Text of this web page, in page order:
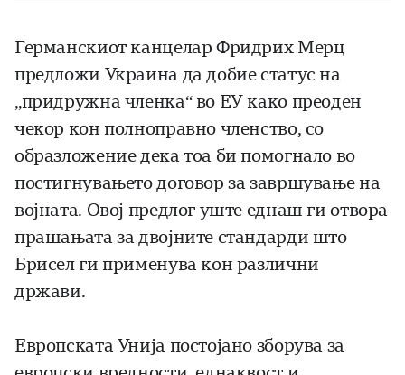
Германскиот канцелар Фридрих Мерц
предложи Украина да добие статус на
„придружна членка“ во ЕУ како преоден
чекор кон полноправно членство, со
образложение дека тоа би помогнало во
постигнувањето договор за завршување на
војната. Овој предлог уште еднаш ги отвора
прашањата за двојните стандарди што
Брисел ги применува кон различни
држави.
Европската Унија постојано зборува за